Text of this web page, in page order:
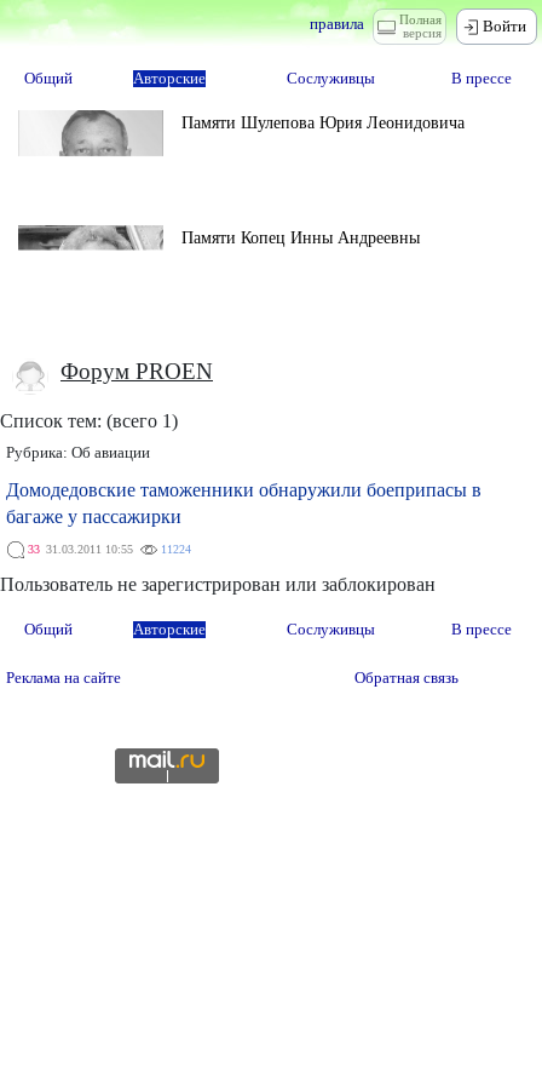
Полная
версия
правила Войти
Общий Авторские Сослуживцы В прессе
Памяти Шулепова Юрия Леонидовича
Памяти Копец Инны Андреевны
Форум PROEN
Список тем: (всего 1)
Рубрика: Об авиации
Домодедовские таможенники обнаружили боеприпасы в
багаже у пассажирки
33 31.03.2011 10:55 11224
Пользователь не зарегистрирован или заблокирован
Общий Авторские Сослуживцы В прессе
Реклама на сайте Обратная связь